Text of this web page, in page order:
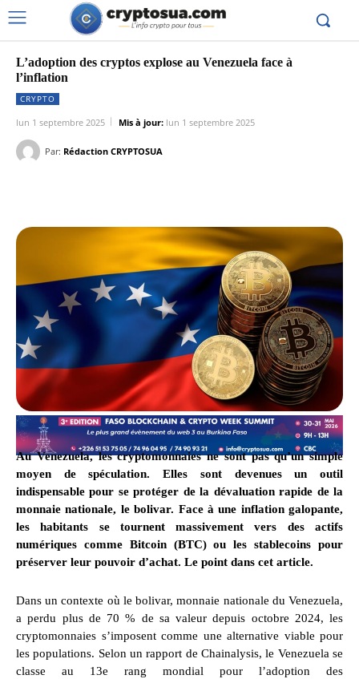
L’adoption des cryptos explose au Venezuela face à
l’inflation
CRYPTO
lun 1 septembre 2025 Mis à jour: lun 1 septembre 2025
Par: Rédaction CRYPTOSUA
Au Venezuela, les cryptomonnaies ne sont pas qu’un simple
moyen de spéculation. Elles sont devenues un outil
indispensable pour se protéger de la dévaluation rapide de la
monnaie nationale, le bolivar. Face à une inflation galopante,
les habitants se tournent massivement vers des actifs
numériques comme Bitcoin (BTC) ou les stablecoins pour
préserver leur pouvoir d’achat. Le point dans cet article.
Dans un contexte où le bolivar, monnaie nationale du Venezuela,
a perdu plus de 70 % de sa valeur depuis octobre 2024, les
cryptomonnaies s’imposent comme une alternative viable pour
les populations. Selon un rapport de Chainalysis, le Venezuela se
classe au 13e rang mondial pour l’adoption des